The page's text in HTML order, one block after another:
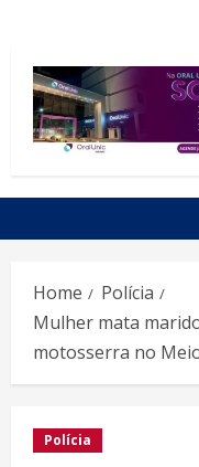
Home
Polícia
Mulher mata
motosserra no
Polícia